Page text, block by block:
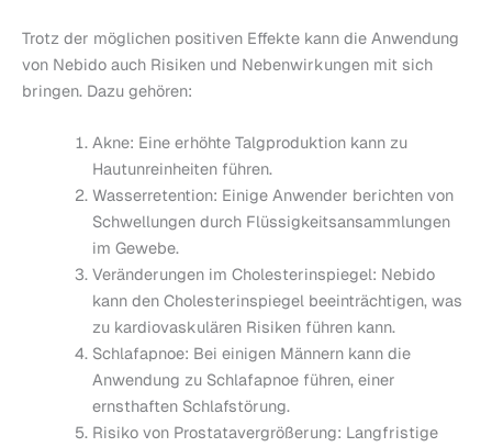
Trotz der möglichen positiven Effekte kann die Anwendung
von Nebido auch Risiken und Nebenwirkungen mit sich
bringen. Dazu gehören:
Akne: Eine erhöhte Talgproduktion kann zu
Hautunreinheiten führen.
Wasserretention: Einige Anwender berichten von
Schwellungen durch Flüssigkeitsansammlungen
im Gewebe.
Veränderungen im Cholesterinspiegel: Nebido
kann den Cholesterinspiegel beeinträchtigen, was
zu kardiovaskulären Risiken führen kann.
Schlafapnoe: Bei einigen Männern kann die
Anwendung zu Schlafapnoe führen, einer
ernsthaften Schlafstörung.
Risiko von Prostatavergrößerung: Langfristige